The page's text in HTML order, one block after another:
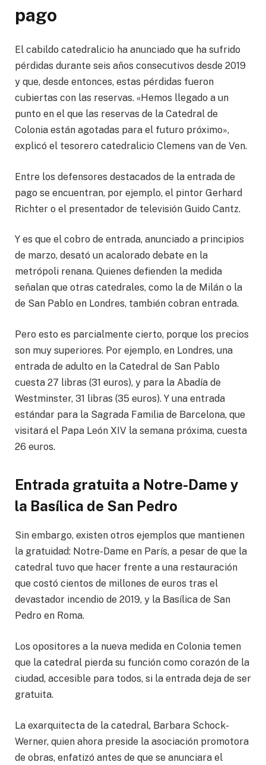
pago
El cabildo catedralicio ha anunciado que ha sufrido
pérdidas durante seis años consecutivos desde 2019
y que, desde entonces, estas pérdidas fueron
cubiertas con las reservas. «Hemos llegado a un
punto en el que las reservas de la Catedral de
Colonia están agotadas para el futuro próximo»,
explicó el tesorero catedralicio Clemens van de Ven.
Entre los defensores destacados de la entrada de
pago se encuentran, por ejemplo, el pintor Gerhard
Richter o el presentador de televisión Guido Cantz.
Y es que el cobro de entrada, anunciado a principios
de marzo, desató un acalorado debate en la
metrópoli renana. Quienes defienden la medida
señalan que otras catedrales, como la de Milán o la
de San Pablo en Londres, también cobran entrada.
Pero esto es parcialmente cierto, porque los precios
son muy superiores. Por ejemplo, en Londres, una
entrada de adulto en la Catedral de San Pablo
cuesta 27 libras (31 euros), y para la Abadía de
Westminster, 31 libras (35 euros). Y una entrada
estándar para la Sagrada Familia de Barcelona, que
visitará el Papa León XIV la semana próxima, cuesta
26 euros.
Entrada gratuita a Notre-Dame y
la Basílica de San Pedro
Sin embargo, existen otros ejemplos que mantienen
la gratuidad: Notre-Dame en París, a pesar de que la
catedral tuvo que hacer frente a una restauración
que costó cientos de millones de euros tras el
devastador incendio de 2019, y la Basílica de San
Pedro en Roma.
Los opositores a la nueva medida en Colonia temen
que la catedral pierda su función como corazón de la
ciudad, accesible para todos, si la entrada deja de ser
gratuita.
La exarquitecta de la catedral, Barbara Schock-
Werner, quien ahora preside la asociación promotora
de obras, enfatizó antes de que se anunciara el